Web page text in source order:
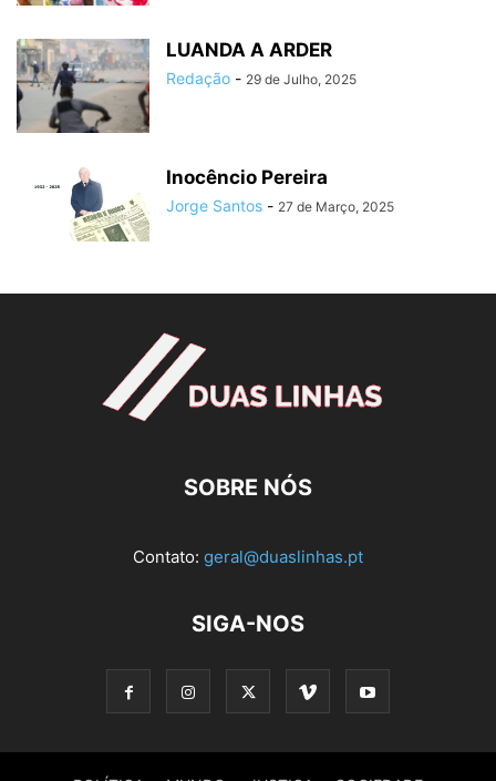
LUANDA A ARDER
Redação - 29 de Julho, 2025
Inocêncio Pereira
Jorge Santos - 27 de Março, 2025
SOBRE NÓS
Contato: geral@duaslinhas.pt
SIGA-NOS